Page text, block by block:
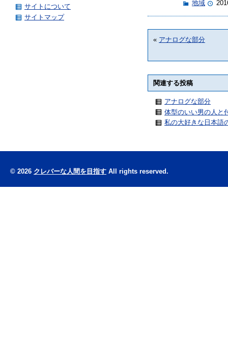
地域
« アナログな部分
関連する投稿
アナログな部分
体型のいい男の人と
私の大好きな日本語
サイトについて
サイトマップ
© 2026 クレバーな人間を目指す All rights reserved.